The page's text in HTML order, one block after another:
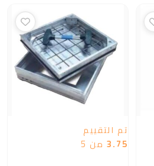
تم التقييم
3.75 من 5